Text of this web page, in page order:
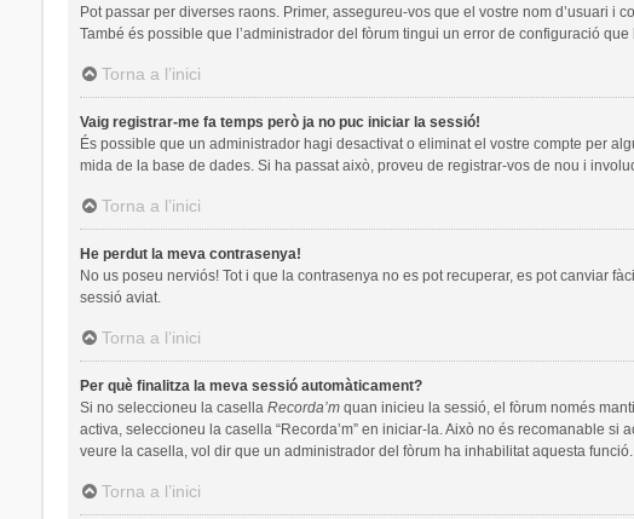
Pot passar per diverses raons. Primer, assegureu-vos que el vostre nom d’usuari
També és possible que l’administrador del fòrum tingui un error de configuració que
Torna a l’inici
Vaig registrar-me fa temps però ja no puc iniciar la sessió!
És possible que un administrador hagi desactivat o eliminat el vostre compte per
mida de la base de dades. Si ha passat això, proveu de registrar-vos de nou i
Torna a l’inici
He perdut la meva contrasenya!
No us poseu nerviós! Tot i que la contrasenya no es pot recuperar, es pot canviar
sessió aviat.
Torna a l’inici
Per què finalitza la meva sessió automàticament?
Si no seleccioneu la casella Recorda’mquan inicieu la sessió, el fòrum només
activa, seleccioneu la casella “Recorda’m” en iniciar-la. Això no és recomanable
veure la casella, vol dir que un administrador del fòrum ha inhabilitat aquesta funció.
Torna a l’inici